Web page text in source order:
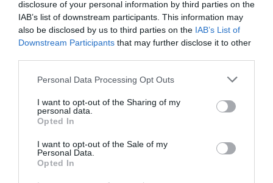
disclosure of your personal information by third parties on the
IAB’s list of downstream participants. This information may
also be disclosed by us to third parties on the IAB’s List of
Downstream Participants that may further disclose it to other
Personal Data Processing Opt Outs
I want to opt-out of the Sharing of my
personal data.
Opted In
I want to opt-out of the Sale of my
Personal Data.
Opted In